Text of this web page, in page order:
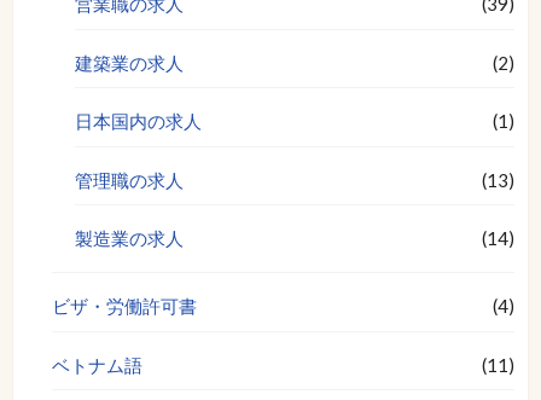
建築業の求人 (2)
日本国内の求人 (1)
管理職の求人 (13)
製造業の求人 (14)
ビザ・労働許可書 (4)
ベトナム語 (11)